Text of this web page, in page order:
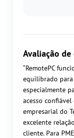
Avaliação
“RemotePC
equilibrado
especialmente
acesso
empresarial do
excelente
cliente. Para